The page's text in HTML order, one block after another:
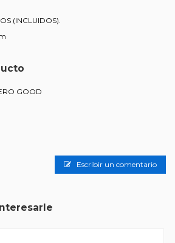
(INCLUIDOS).
GOOD
Escribir un comentario